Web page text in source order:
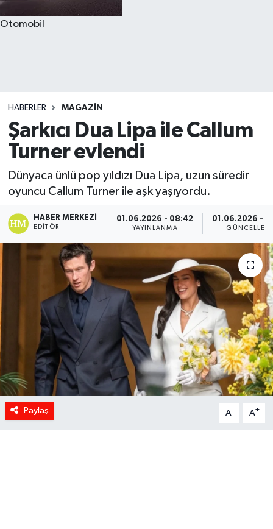
Otomobil
HABERLER MAGAZIN
Şarkıcı Dua Lipa ile Callum
Turner evlendi
Dünyaca ünlü pop yıldızı Dua Lipa, uzun süredir
oyuncu Callum Turner ile aşk yaşıyordu.
HABER MERKEZI
EDITÖR
01.06.2026 - 08:42
YAYINLANMA
01.06.2026 -
Paylaş A- A+